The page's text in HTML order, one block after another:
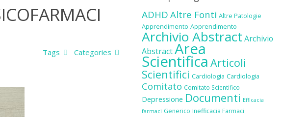
Categories
Tags
ADHD Altre Fonti Altre Patologie
Apprendimento Apprendimento
Archivio Abstract Archivio
AbstractArea
Scientifica Articoli
Scientifici Cardiologia Cardiologia
Comitato Comitato Scientifico
Depressione Documenti Efficacia
farmaci Generico Inefficacia Farmaci